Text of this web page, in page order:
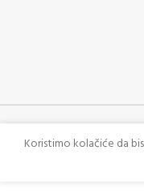
Koristimo kolačiće da